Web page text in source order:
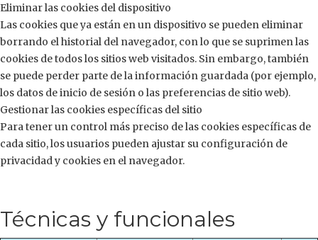
Eliminar las cookies del dispositivo
Las cookies que ya están en un dispositivo se pueden eliminar
borrando el historial del navegador, con lo que se suprimen las
cookies de todos los sitios web visitados. Sin embargo, también
se puede perder parte de la información guardada (por ejemplo,
los datos de inicio de sesión o las preferencias de sitio web).
Gestionar las cookies específicas del sitio
Para tener un control más preciso de las cookies específicas de
cada sitio, los usuarios pueden ajustar su configuración de
privacidad y cookies en el navegador.
Técnicas y funcionales